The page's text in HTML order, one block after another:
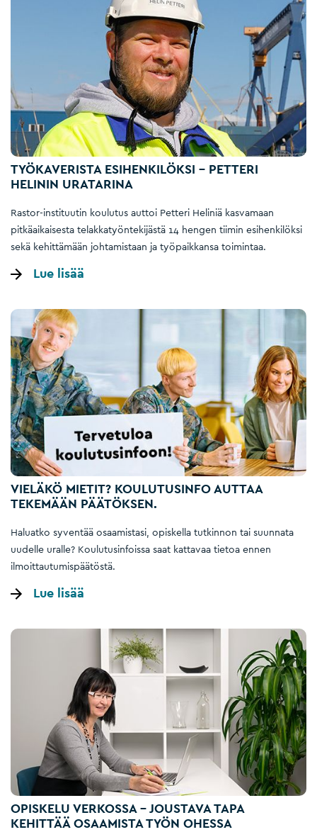
TYÖKAVERISTA ESIHENKILÖKSI – PETTERI
HELININ URATARINA
Rastor-instituutin koulutus auttoi Petteri Heliniä kasvamaan
pitkäaikaisesta telakkatyöntekijästä 14 hengen tiimin esihenkilöksi
sekä kehittämään johtamistaan ja työpaikkansa toimintaa.
Lue lisää
VIELÄKÖ MIETIT? KOULUTUSINFO AUTTAA
TEKEMÄÄN PÄÄTÖKSEN.
Haluatko syventää osaamistasi, opiskella tutkinnon tai suunnata
uudelle uralle? Koulutusinfoissa saat kattavaa tietoa ennen
ilmoittautumispäätöstä.
Lue lisää
OPISKELU VERKOSSA – JOUSTAVA TAPA
KEHITTÄÄ OSAAMISTA TYÖN OHESSA